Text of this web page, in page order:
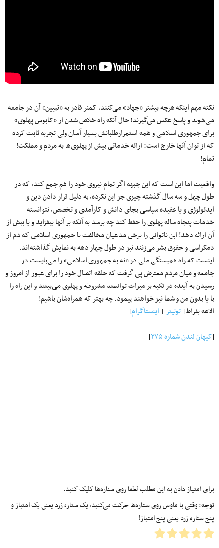
نکته مهم اینکه هرچه بیشتر «جهاد» می‌کنند، کمتر قادر به «تبیین» آن در جامعه
می‌شوند و پاسخ عکس می‌گیرند! حال آنکه راه خلاص شدن از «کابوس پهلوی»
برای جمهوری اسلامی و همه استمرارطلبانش بسیار آسان ولی تجربه ثابت کرده
که از توان آنها خارج است: ارائه خدماتی بیش از پهلوی‌ها به مردم و مملکت!
تمام!
واقعیت اما این است که این جبهه اگر تمام نیروی خود را هم جمع کند، که در
طول چهل و سه سال گذشته چیزی جز این نکرده، به دلیل قرار دادن دین و
ایدئولوژی و یا عقیده سیاسی بجای دانش و کارآمدی و تخصص، نتوانسته
خدمات پنجاه ساله پهلوی را حفظ کند چه برسد به آنکه بر آنها بیفزاید و یا بیش از
آن ارائه دهد! این ناتوانی را برخی مدعیان مخالفت با جمهوری اسلامی که دم از
دمکراسی و حقوق بشر می‌زنند نیز در طول چهار دهه به نمایش گذاشته‌اند.
اینست که راه همبستگی ملی در «نه به جمهوری اسلامی» را می‌بایست در
جامعه و میان مردم معترض پی گرفت که حلقه اتصال خود را برای عبور از امروز و
رسیدن به آینده در تکیه بر میراث‌ توانمند مشروطه و پهلوی می‌بینند و این راه را
با یا بدون من و شما نیز خواهند پیمود. چه بهتر که همراه‌شان باشیم!
الاهه بقراط| توئیتر | اینستاگرام|
[کیهان لندن شماره ۳۷۵ ]
برای امتیاز دادن به این مطلب لطفا روی ستاره‌ها کلیک کنید.
توجه: وقتی با ماوس روی ستاره‌ها حرکت می‌کنید، یک ستاره زرد یعنی یک امتیاز و
پنج ستاره زرد یعنی پنج امتیاز!